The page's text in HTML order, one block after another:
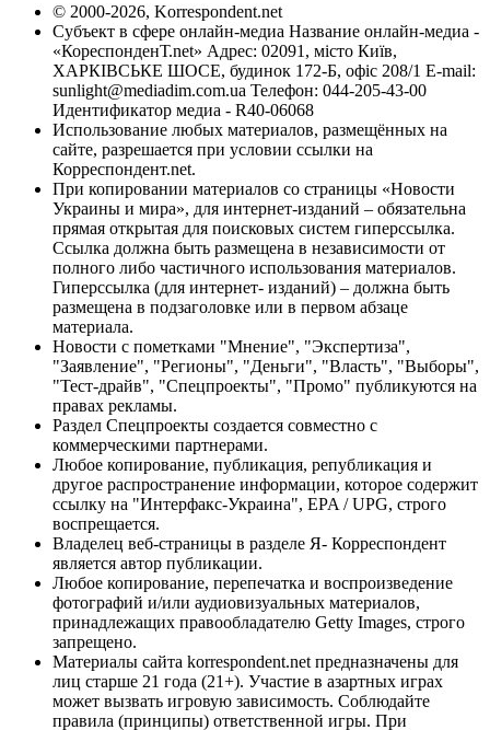
© 2000-2026, Korrespondent.net
Субъект в сфере онлайн-медиа Название онлайн-медиа -
«КореспонденТ.net» Адрес: 02091, місто Київ,
ХАРКІВСЬКЕ ШОСЕ, будинок 172-Б, офіс 208/1 E-mail:
sunlight@mediadim.com.ua Телефон: 044-205-43-00
Идентификатор медиа - R40-06068
Использование любых материалов, размещённых на
сайте, разрешается при условии ссылки на
Корреспондент.net.
При копировании материалов со страницы «Новости
Украины и мира», для интернет-изданий – обязательна
прямая открытая для поисковых систем гиперссылка.
Ссылка должна быть размещена в независимости от
полного либо частичного использования материалов.
Гиперссылка (для интернет- изданий) – должна быть
размещена в подзаголовке или в первом абзаце
материала.
Новости с пометками "Мнение", "Экспертиза",
"Заявление", "Регионы", "Деньги", "Власть", "Выборы",
"Тест-драйв", "Спецпроекты", "Промо" публикуются на
правах рекламы.
Раздел Спецпроекты создается совместно с
коммерческими партнерами.
Любое копирование, публикация, републикация и
другое распространение информации, которое содержит
ссылку на "Интерфакс-Украина", EPA / UPG, строго
воспрещается.
Владелец веб-страницы в разделе Я- Корреспондент
является автор публикации.
Любое копирование, перепечатка и воспроизведение
фотографий и/или аудиовизуальных материалов,
принадлежащих правообладателю Getty Images, строго
запрещено.
Материалы сайта korrespondent.net предназначены для
лиц старше 21 года (21+). Участие в азартных играх
может вызвать игровую зависимость. Соблюдайте
правила (принципы) ответственной игры. При